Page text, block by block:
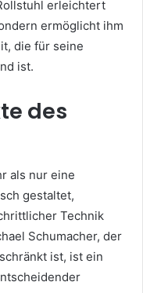
erleichtert
ermöglicht ihm
die für seine
ist.
des
als nur eine
gestaltet,
Technik
Schumacher, der
ist, ist ein